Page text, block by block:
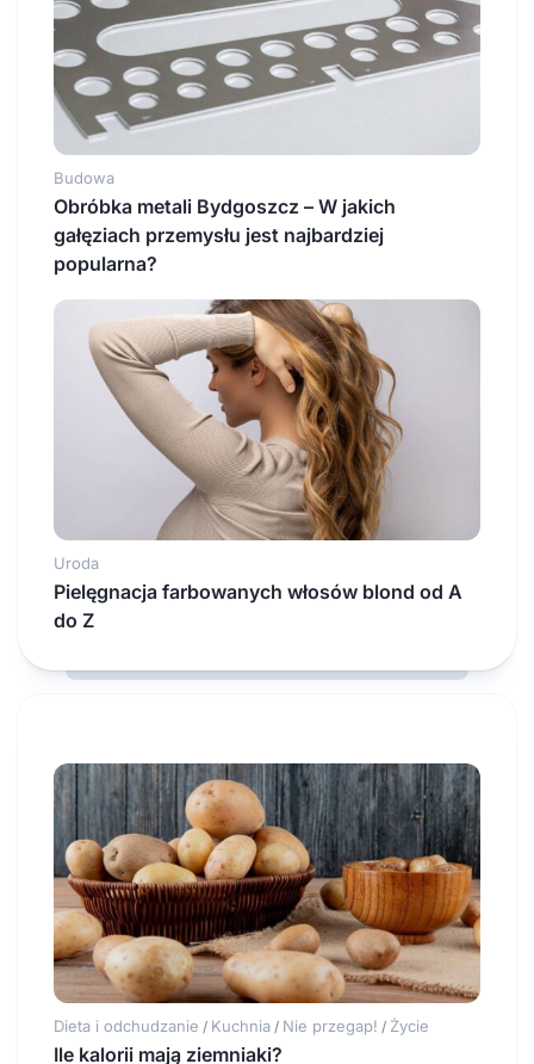
Budowa
Obróbka metali Bydgoszcz – W jakich
gałęziach przemysłu jest najbardziej
popularna?
Uroda
Pielęgnacja farbowanych włosów blond od A
do Z
Dieta i odchudzanie / Kuchnia / Nie przegap! / Życie
Ile kalorii mają ziemniaki?